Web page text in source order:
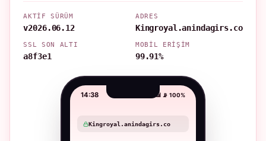
AKTIF SÜRÜM
v2026.06.12
ADRES
Kingroyal.anindagirs.co
SSL SON ALTI
a8f3e1
MOBIL ERIŞIM
99.91%
14:38 📶 📡 100%
Kingroyal.anindagirs.co